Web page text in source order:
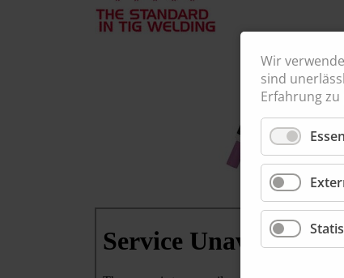
Wir
sind
Erfahrung